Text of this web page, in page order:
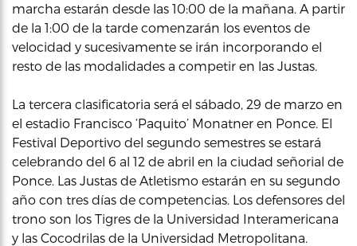
marcha estarán desde las 10:00 de la mañana. A partir
de la 1:00 de la tarde comenzarán los eventos de
velocidad y sucesivamente se irán incorporando el
resto de las modalidades a competir en las Justas.
La tercera clasificatoria será el sábado, 29 de marzo en
el estadio Francisco ‘Paquito’ Monatner en Ponce. El
Festival Deportivo del segundo semestres se estará
celebrando del 6 al 12 de abril en la ciudad señorial de
Ponce. Las Justas de Atletismo estarán en su segundo
año con tres días de competencias. Los defensores del
trono son los Tigres de la Universidad Interamericana
y las Cocodrilas de la Universidad Metropolitana.